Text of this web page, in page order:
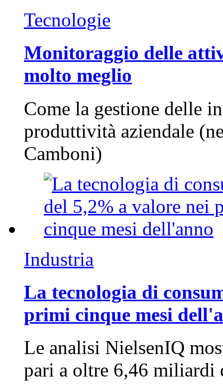
Tecnologie
Monitoraggio delle
molto meglio
Come la gestione delle
produttività aziendale
Camboni)
Industria
La tecnologia di
primi cinque mesi
Le analisi NielsenIQ
pari a oltre 6,46